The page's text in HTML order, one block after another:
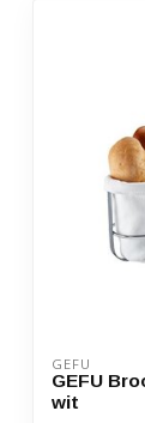
GEFU
GEFU
wit